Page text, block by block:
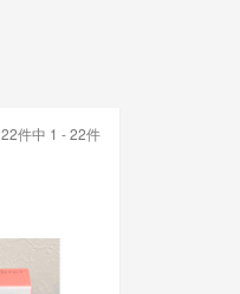
22件中 1 - 22件